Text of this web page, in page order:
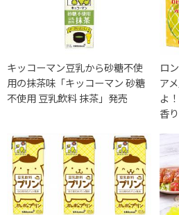
キッコーマン豆乳から砂糖不使
用の抹茶味「キッコーマン 砂糖
不使用 豆乳飲料 抹茶」発売
ロ
ア
よ
香